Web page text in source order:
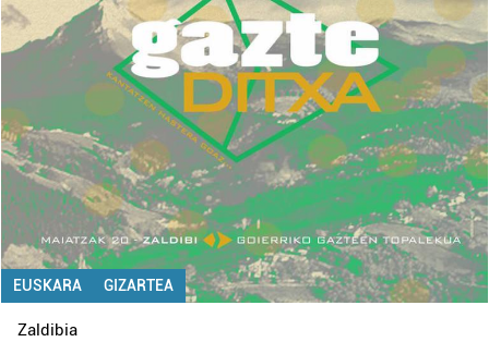
EUSKARA GIZARTEA
Zaldibia